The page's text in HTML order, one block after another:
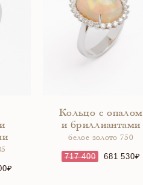
Кольцо с опалом
и бриллиантами
белое золото 750
717 400 681 530